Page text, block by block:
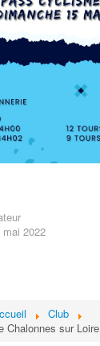
2022
Club
Chalonnes sur Loire